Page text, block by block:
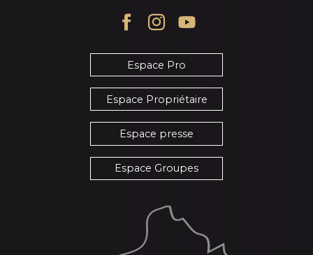
Espace Pro
Espace Propriétaire
Espace presse
Espace Groupes